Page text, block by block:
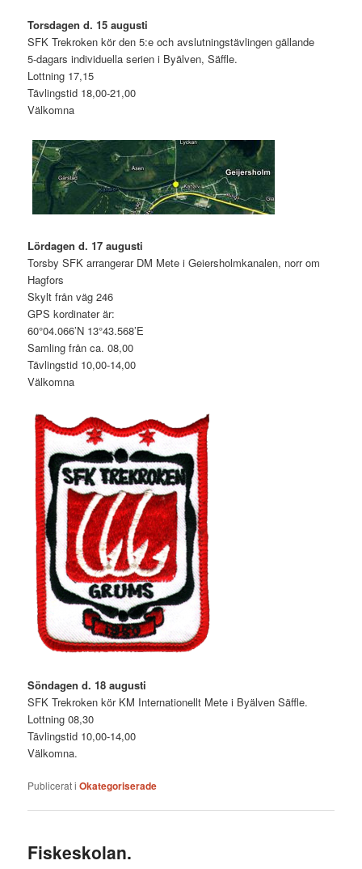
Torsdagen d. 15 augusti
SFK Trekroken kör den 5:e och avslutningstävlingen gällande
5-dagars individuella serien i Byälven, Säffle.
Lottning 17,15
Tävlingstid 18,00-21,00
Välkomna
Lördagen d. 17 augusti
Torsby SFK arrangerar DM Mete i Geiersholmkanalen, norr om
Hagfors
Skylt från väg 246
GPS kordinater är:
60°04.066’N 13°43.568’E
Samling från ca. 08,00
Tävlingstid 10,00-14,00
Välkomna
Söndagen d. 18 augusti
SFK Trekroken kör KM Internationellt Mete i Byälven Säffle.
Lottning 08,30
Tävlingstid 10,00-14,00
Välkomna.
Publicerat i Okategoriserade
Fiskeskolan.